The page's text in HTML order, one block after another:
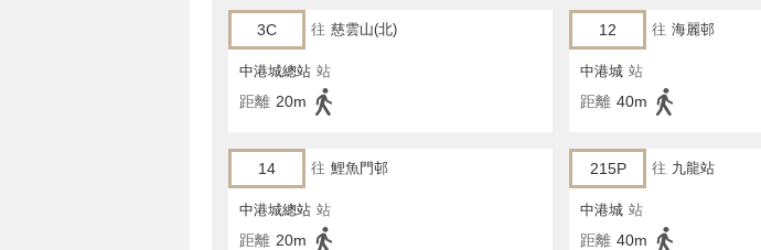
3C 往 慈雲山(北)
中港城總站 站
距離 20m
12 往 海麗邨
中港城 站
距離 40m
14 往 鯉魚門邨
中港城總站 站
距離 20m
215P 往 九龍站
中港城 站
距離 40m